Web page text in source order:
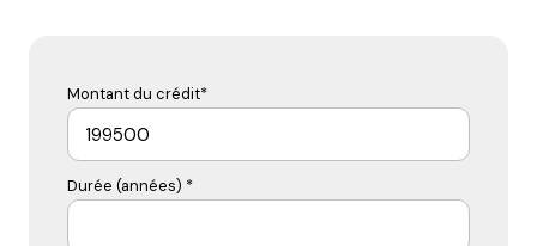
Montant du crédit*
Durée (années) *